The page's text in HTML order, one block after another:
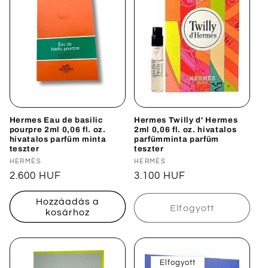
Hermes Eau de basilic
pourpre 2ml 0,06 fl. oz.
hivatalos parfüm minta
teszter
Forgalmazó:
HERMÈS
Normál
ár
2.600 HUF
Hozzáadás a
kosárhoz
Hermes Twilly d' Hermes
2ml 0,06 fl. oz. hivatalos
parfümminta parfüm
teszter
Forgalmazó:
HERMÈS
Normál
3.100 HUF
Elfogyott
Elfogyott